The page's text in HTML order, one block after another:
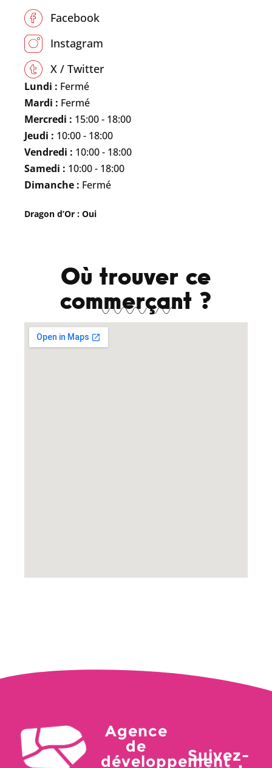
Facebook
Instagram
X / Twitter
Lundi : Fermé
Mardi : Fermé
Mercredi : 15:00 - 18:00
Jeudi : 10:00 - 18:00
Vendredi : 10:00 - 18:00
Samedi : 10:00 - 18:00
Dimanche : Fermé
Dragon d’Or : Oui
Où trouver ce
commerçant ?
Agence
de
développement
Suivez-